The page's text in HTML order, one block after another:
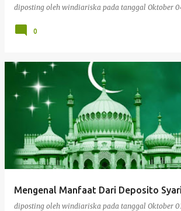
diposting oleh windiariska pada tanggal Oktober
0
Mengenal Manfaat Dari Deposito
diposting oleh windiariska pada tanggal Oktober